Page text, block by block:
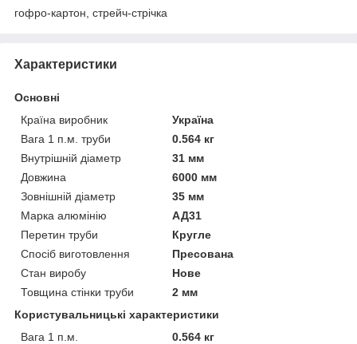
гофро-картон, стрейч-стрічка
Характеристики
Основні
Країна виробник
Україна
Вага 1 п.м. труби
0.564 кг
Внутрішній діаметр
31 мм
Довжина
6000 мм
Зовнішній діаметр
35 мм
Марка алюмінію
АД31
Перетин труби
Кругле
Спосіб виготовлення
Пресована
Стан виробу
Нове
Товщина стінки труби
2 мм
Користувальницькі характеристики
Вага 1 п.м.
0.564 кг